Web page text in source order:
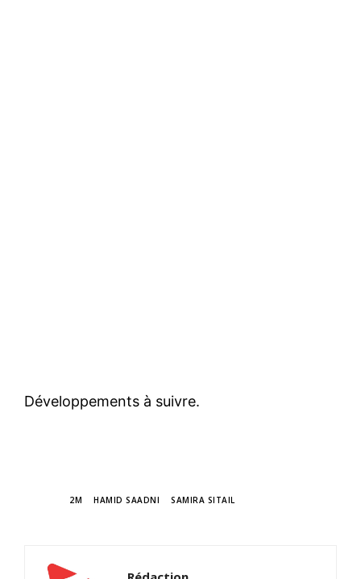
Développements à suivre.
2M HAMID SAADNI SAMIRA SITAIL